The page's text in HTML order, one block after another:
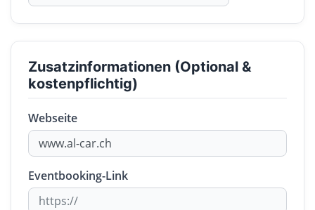
Zusatzinformationen (Optional &
kostenpflichtig)
Webseite
Eventbooking-Link